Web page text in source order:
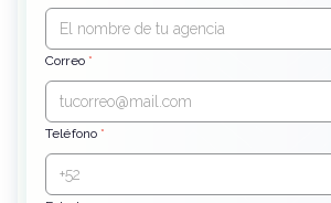
Correo *
Teléfono *